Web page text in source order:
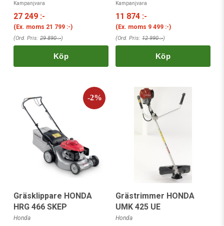
Kampanjvara
27 249 :-
(Ex. moms 21 799 :-)
(Ord. Pris: 29 890 :-)
Köp
Kampanjvara
11 874 :-
(Ex. moms 9 499 :-)
(Ord. Pris: 12 990 :-)
Köp
Gräsklippare HONDA
HRG 466 SKEP
Honda
Grästrimmer HONDA
UMK 425 UE
Honda